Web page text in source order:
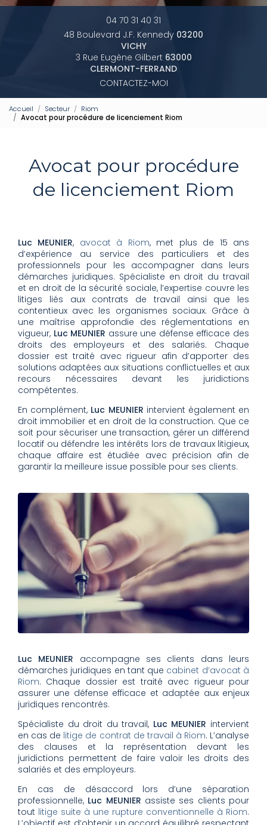
04 70 31 40 31
48 Boulevard J.F. Kennedy 03200
VICHY
3 Rue Eugène Gilbert 63000
CLERMONT-FERRAND
CONTACTEZ-MOI
Accueil Secteur
Riom
Avocat pour procédure de licenciement Riom
Avocat pour procédure
de licenciement Riom
Luc MEUNIER, avocat à Riom, met plus de 15 ans
d’expérience au service des particuliers et des
professionnels pour les accompagner dans leurs
démarches juridiques. Spécialiste en droit du travail
et en droit de la sécurité sociale, l’expertise couvre les
litiges liés aux contrats de travail ainsi que les
contentieux avec les organismes sociaux. Grâce à
une maîtrise approfondie des réglementations en
vigueur, Luc MEUNIER assure une défense efficace des
droits des employeurs et des salariés. Chaque
dossier est traité avec rigueur afin d’apporter des
solutions adaptées aux situations conflictuelles et aux
recours nécessaires devant les juridictions
compétentes.
En complément, Luc MEUNIER intervient également en
droit immobilier et en droit de la construction. Que ce
soit pour sécuriser une transaction, gérer un différend
locatif ou défendre les intérêts lors de travaux litigieux,
chaque affaire est étudiée avec précision afin de
garantir la meilleure issue possible pour ses clients.
Luc MEUNIER accompagne ses clients dans leurs
démarches juridiques en tant que cabinet d’avocat à
Riom. Chaque dossier est traité avec rigueur pour
assurer une défense efficace et adaptée aux enjeux
juridiques rencontrés.
Spécialiste du droit du travail, Luc MEUNIER intervient
en cas de litige de contrat de travail à Riom. L’analyse
des clauses et la représentation devant les
juridictions permettent de faire valoir les droits des
salariés et des employeurs.
En cas de désaccord lors d’une séparation
professionnelle, Luc MEUNIER assiste ses clients pour
tout litige suite à une rupture conventionnelle à Riom.